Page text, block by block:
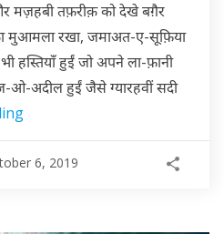
मज़हबी तफ़रीक़ को देखे बग़ैर
रखा, जमाअत-ए-सूफ़िया
हस्तियाँ हुईं जो अपने ला-फ़ानी
ओ-अदील हुईं जैसे ग्यारहवीं सदी
6, 2019